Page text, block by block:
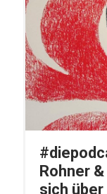
Rohner
sich über